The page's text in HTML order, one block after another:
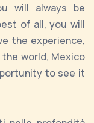
will always be
of all, you will
the experience,
world, Mexico
to see it